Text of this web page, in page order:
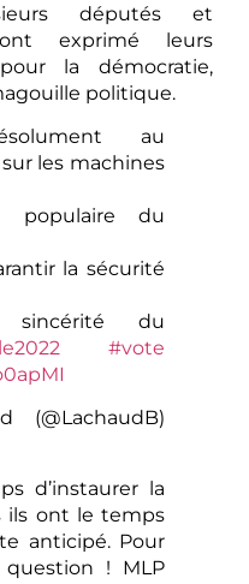
députés et
exprimé leurs
la démocratie,
politique.
au
sur les machines
populaire du
la sécurité
du
#vote
(@LachaudB)
d’instaurer la
ils ont le temps
anticipé. Pour
question ! MLP